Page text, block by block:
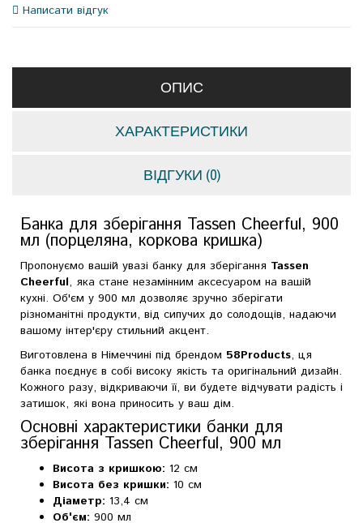
Написати відгук
ОПИС
ХАРАКТЕРИСТИКИ
ВІДГУКИ (0)
Банка для зберігання Tassen Cheerful, 900
мл (порцеляна, коркова кришка)
Пропонуємо вашій увазі банку для зберігання Tassen
Cheerful, яка стане незамінним аксесуаром на вашій
кухні. Об'єм у 900 мл дозволяє зручно зберігати
різноманітні продукти, від сипучих до солодощів, надаючи
вашому інтер'єру стильний акцент.
Виготовлена в Німеччині під брендом 58Products, ця
банка поєднує в собі високу якість та оригінальний дизайн.
Кожного разу, відкриваючи її, ви будете відчувати радість і
затишок, які вона приносить у ваш дім.
Основні характеристики банки для
зберігання Tassen Cheerful, 900 мл
Висота з кришкою: 12 см
Висота без кришки: 10 см
Діаметр: 13,4 см
Об'єм: 900 мл